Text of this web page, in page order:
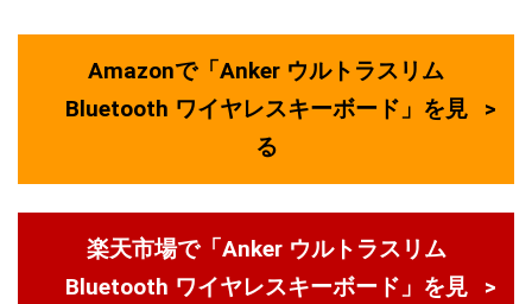
Amazonで「Anker ウルトラスリム
Bluetooth ワイヤレスキーボード」を見
る
楽天市場で「Anker ウルトラスリム
Bluetooth ワイヤレスキーボード」を見